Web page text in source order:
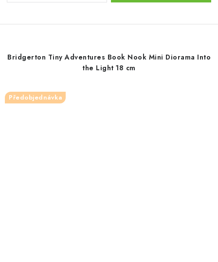
Bridgerton Tiny Adventures Book Nook Mini Diorama Into
the Light 18 cm
Předobjednávka